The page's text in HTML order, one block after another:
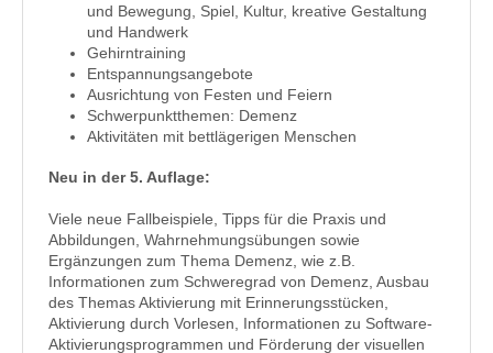
und Bewegung, Spiel, Kultur, kreative Gestaltung
und Handwerk
Gehirntraining
Entspannungsangebote
Ausrichtung von Festen und Feiern
Schwerpunktthemen: Demenz
Aktivitäten mit bettlägerigen Menschen
Neu in der 5. Auflage:
Viele neue Fallbeispiele, Tipps für die Praxis und
Abbildungen, Wahrnehmungsübungen sowie
Ergänzungen zum Thema Demenz, wie z.B.
Informationen zum Schweregrad von Demenz, Ausbau
des Themas Aktivierung mit Erinnerungsstücken,
Aktivierung durch Vorlesen, Informationen zu Software-
Aktivierungsprogrammen und Förderung der visuellen